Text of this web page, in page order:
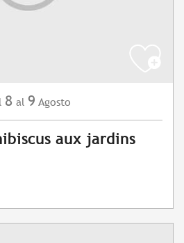
8 al 9 Agosto
aux jardins